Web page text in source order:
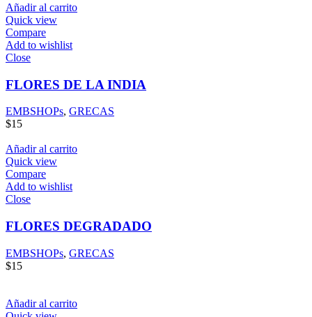
Añadir al carrito
Quick view
Compare
Add to wishlist
Close
FLORES DE LA INDIA
EMBSHOPs, GRECAS
$15
Añadir al carrito
Quick view
Compare
Add to wishlist
Close
FLORES DEGRADADO
EMBSHOPs, GRECAS
$15
Añadir al carrito